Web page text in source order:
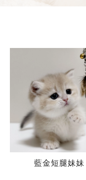
藍金短腿妹妹